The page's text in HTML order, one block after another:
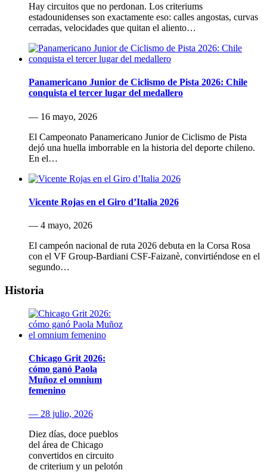
Hay circuitos que no perdonan. Los criteriums
estadounidenses son exactamente eso: calles angostas, curvas
cerradas, velocidades que quitan el aliento…
Panamericano Junior de Ciclismo de Pista 2026: Chile
conquista el tercer lugar del medallero
— 16 mayo, 2026
El Campeonato Panamericano Junior de Ciclismo de Pista
dejó una huella imborrable en la historia del deporte chileno.
En el…
Vicente Rojas en el Giro d’Italia 2026
— 4 mayo, 2026
El campeón nacional de ruta 2026 debuta en la Corsa Rosa
con el VF Group-Bardiani CSF-Faizanè, convirtiéndose en el
segundo…
Historia
Chicago Grit 2026:
cómo ganó Paola
Muñoz el omnium
femenino
— 28 julio, 2026
Diez días, doce pueblos
del área de Chicago
convertidos en circuito
de criterium y un pelotón